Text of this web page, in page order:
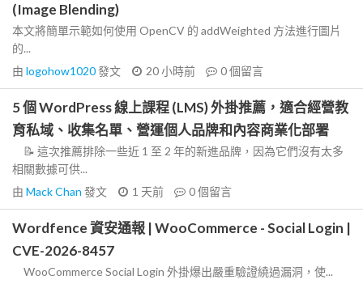
(Image Blending)
本文將簡單示範如何使用 OpenCV 的 addWeighted 方法進行圖片
的...
由 logohow1020發文 20 小時前 0個留言
5 個 WordPress 線上課程 (LMS) 外掛推薦，適合經營教
育私域、收集名單、營運個人品牌和內容商業化部署
📝 這次推薦排除一些近 1 至 2 年的新進品牌，因為它們沒有太多
相關數據可供...
由 Mack Chan 發文 1 天前 0個留言
Wordfence 資安通報 | WooCommerce - Social Login |
CVE-2026-8457
WooCommerce Social Login 外掛爆出嚴重驗證繞過漏洞，使...